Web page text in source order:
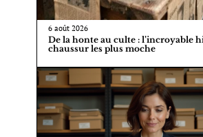
6 août 2026
De la honte au culte : l’incroyable
chaussur les plus moche